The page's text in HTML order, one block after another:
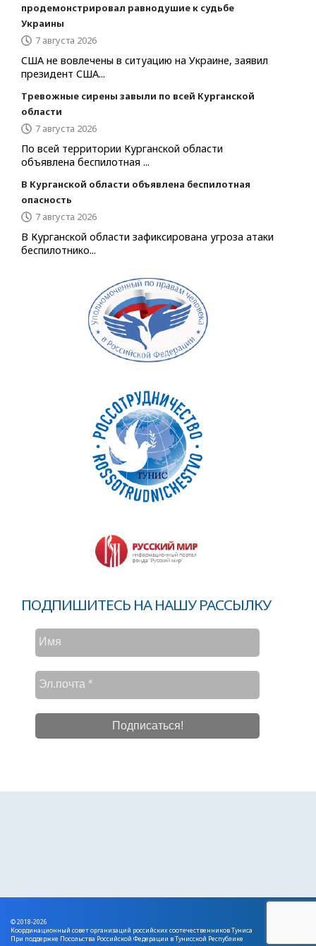
продемонстрировал равнодушие к судьбе
Украины
7 августа 2026
США не вовлечены в ситуацию на Украине, заявил
президент США...
Тревожные сирены завыли по всей Курганской
области
7 августа 2026
По всей территории Курганской области
объявлена беспилотная ...
В Курганской области объявлена беспилотная
опасность
7 августа 2026
В Курганской области зафиксирована угроза атаки
беспилотнико...
ПОДПИШИТЕСЬ НА НАШУ РАССЫЛКУ
© 2018-2026
Координационный совет организаций российских соотечественников Туниса
При поддержке Посольства Российской Федерации в Тунисской Республике